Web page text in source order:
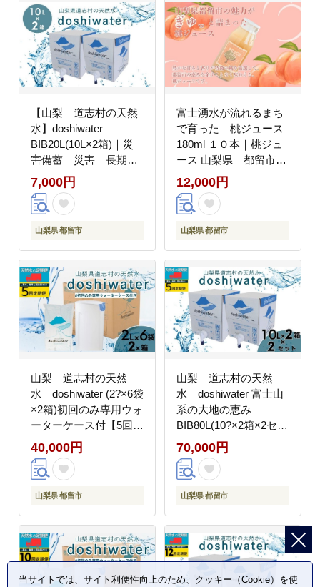
【山梨 道志村の天然
水】doshiwater
BIB20L(10L×2箱)｜災
害備蓄 災害 長期保
存 ミネラルウォータ
ー 天然水 水 防災
7,000円
山梨県 都留市
富士湧水が流れるまち
で育った 桃ジュース
180ml １０本｜桃ジュ
ース 山梨県 都留市
桃 山梨県 ギフト
お中元 お歳暮 料理
デザート ソース
12,000円
山梨県 都留市
山梨 道志村の天然
水 doshiwater (2?×6袋
×2箱)初回のみ専用ウォ
ーターケース付【5回定
期】 ｜災害備蓄 災
害 長期保存 ミネラ
ルウォーター 天然
40,000円
山梨県 都留市
山梨 道志村の天然
水 doshiwater 富士山
系の大地の恵み
BIB80L(10?×2箱×2セッ
ト)【5回定期】｜災害
備蓄 災害 長期保
存 ミネラルウォータ
70,000円
山梨県 都留市
当サイトでは、サイト利便性向上のため、クッキー（Cookie）を使